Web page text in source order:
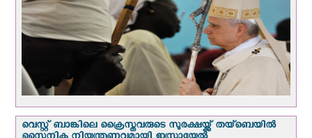
വെസ്റ്റ് ബാങ്കിലെ ക്രൈസ്തവരുടെ സുരക്ഷയ്ക്ക് തയ്ബെയിൽ